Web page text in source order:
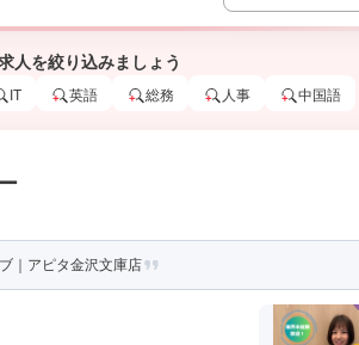
人を絞り込みましょう
IT 英語 総務 人事 中国語
｜アピタ金沢文庫店